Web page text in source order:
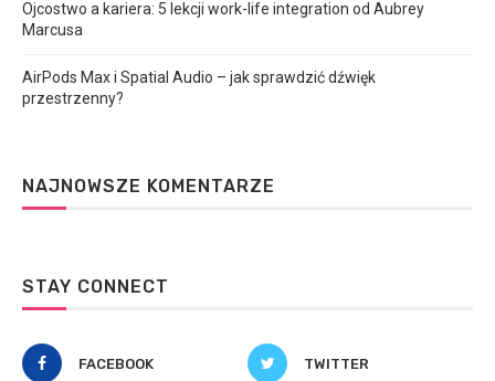
Ojcostwo a kariera: 5 lekcji work-life integration od Aubrey
Marcusa
AirPods Max i Spatial Audio – jak sprawdzić dźwięk
przestrzenny?
NAJNOWSZE KOMENTARZE
STAY CONNECT
FACEBOOK TWITTER